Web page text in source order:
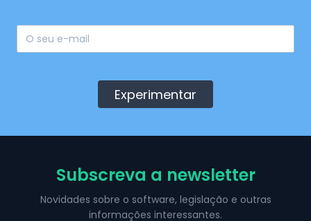
Experimentar
Subscreva a newsletter
Novidades sobre o software, legislação e outras
informações interessantes.